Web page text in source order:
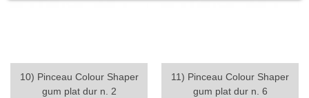
10) Pinceau Colour Shaper
gum plat dur n. 2
11) Pinceau Colour Shaper
gum plat dur n. 6